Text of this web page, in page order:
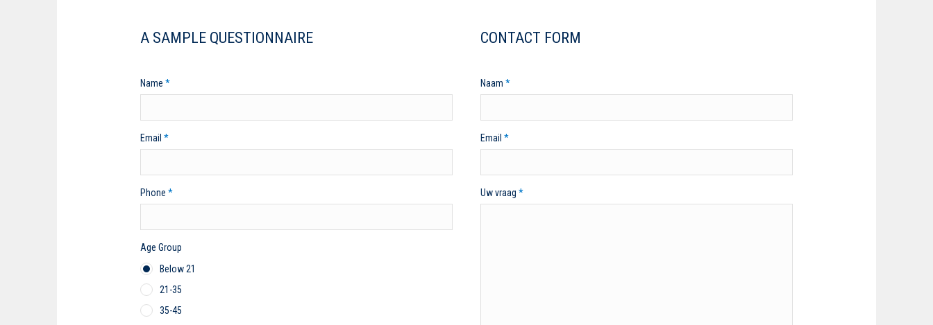
A SAMPLE QUESTIONNAIRE
Name*
Email*
Phone*
Age Group
Below 21
21-35
35-45
CONTACT FORM
Naam *
Email *
Uw vraag *